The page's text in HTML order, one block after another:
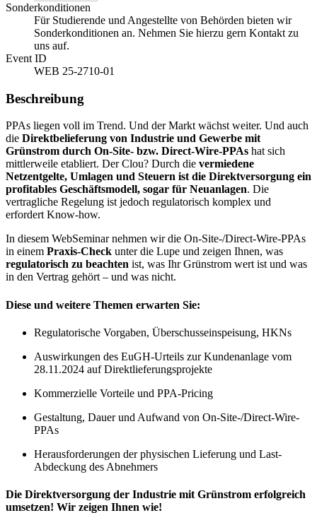
Sonderkonditionen
Für Studierende und Angestellte von Behörden bieten wir
Sonderkonditionen an. Nehmen Sie hierzu gern Kontakt zu
uns auf.
Event ID
WEB 25-2710-01
Beschreibung
PPAs liegen voll im Trend. Und der Markt wächst weiter. Und auch
die Direktbelieferung von Industrie und Gewerbe mit
Grünstrom durch On-Site- bzw. Direct-Wire-PPAs hat sich
mittlerweile etabliert. Der Clou? Durch die vermiedene
Netzentgelte, Umlagen und Steuern ist die Direktversorgung ein
profitables Geschäftsmodell, sogar für Neuanlagen. Die
vertragliche Regelung ist jedoch regulatorisch komplex und
erfordert Know-how.
In diesem WebSeminar nehmen wir die On-Site-/Direct-Wire-PPAs
in einem Praxis-Check unter die Lupe und zeigen Ihnen, was
regulatorisch zu beachten ist, was Ihr Grünstrom wert ist und was
in den Vertrag gehört – und was nicht.
Diese und weitere Themen erwarten Sie:
Regulatorische Vorgaben, Überschusseinspeisung, HKNs
Auswirkungen des EuGH-Urteils zur Kundenanlage vom
28.11.2024 auf Direktlieferungsprojekte
Kommerzielle Vorteile und PPA-Pricing
Gestaltung, Dauer und Aufwand von On-Site-/Direct-Wire-
PPAs
Herausforderungen der physischen Lieferung und Last-
Abdeckung des Abnehmers
Die Direktversorgung der Industrie mit Grünstrom erfolgreich
umsetzen! Wir zeigen Ihnen wie!